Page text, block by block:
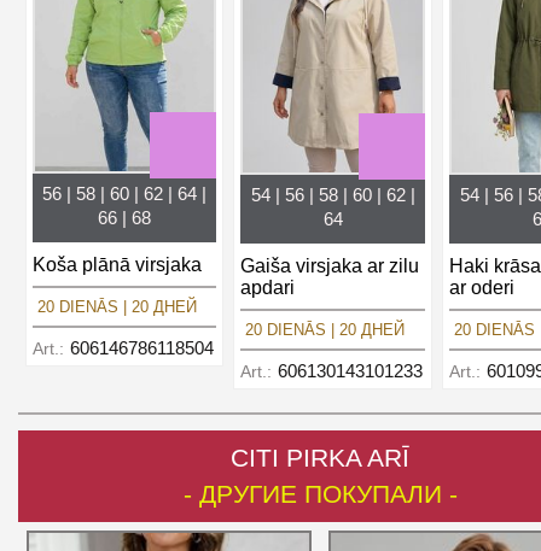
56 | 58 | 60 | 62 | 64 |
66 | 68
Koša plānā virsjaka
20 DIENĀS | 20 ДНЕЙ
Art.: 606146786118504
54 | 56 | 58 | 60 | 62 |
64
Gaiša virsjaka ar zilu
apdari
20 DIENĀS | 20 ДНЕЙ
Art.: 606130143101233
54 | 56 |
Haki
ar oderi
20
Art.:
CITI PIRKA ARĪ
- ДРУГИЕ ПОКУПАЛИ -